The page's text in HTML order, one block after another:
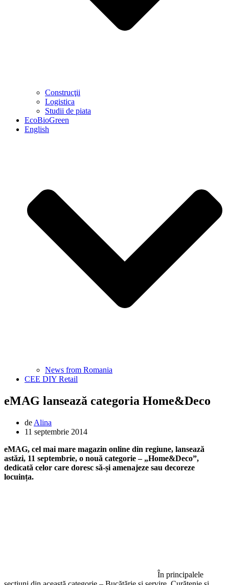
Construcţii
Logistica
Studii de piata
EcoBioGreen
English
News from Romania
CEE DIY Retail
eMAG lansează categoria Home&Deco
de Alina
11 septembrie 2014
eMAG, cel mai mare magazin online din regiune, lansează
astăzi, 11 septembrie, o nouă categorie – „Home&Deco”,
dedicată celor care doresc să-și amenajeze sau decoreze
locuința.
În principalele